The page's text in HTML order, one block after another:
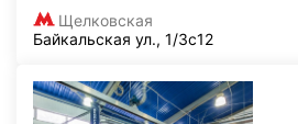
Щелковская
Байкальская ул., 1/3с12